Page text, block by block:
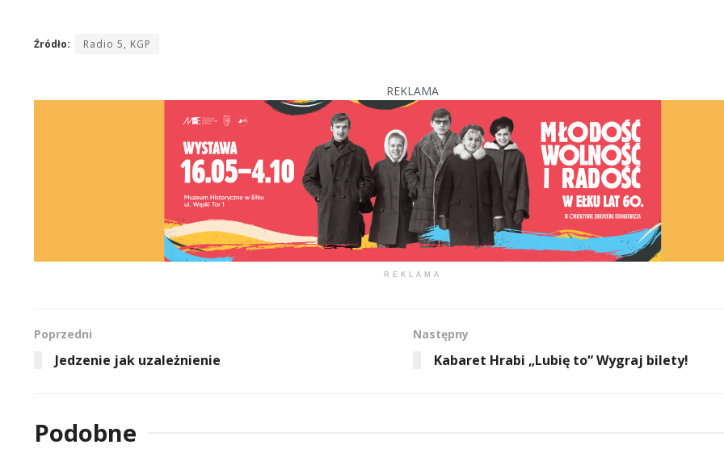
Źródło: Radio 5, KGP
REKLAMA
REKLAMA
Poprzedni
Jedzenie jak uzależnienie
Następny
Kabaret Hrabi „Lubię to“ Wygraj bilety!
Podobne